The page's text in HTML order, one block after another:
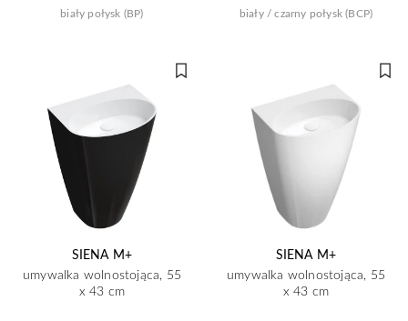
biały połysk (BP) biały / czarny połysk (BCP)
SIENA M+
umywalka wolnostojąca, 55
x 43 cm
SIENA M+
umywalka wolnostojąca, 55
x 43 cm